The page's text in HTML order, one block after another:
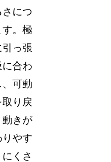
さにつ
。極
引っ張
合わ
可動
り戻
動きが
やす
くさ